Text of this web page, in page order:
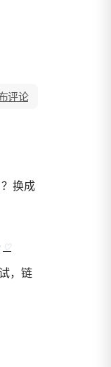
评论
换成
♡
，链